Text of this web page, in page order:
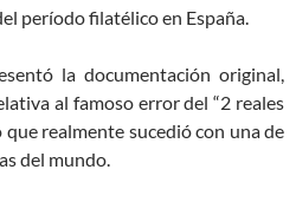
período filatélico en España.
la documentación original,
al famoso error del “2 reales
que realmente sucedió con una de
del mundo.